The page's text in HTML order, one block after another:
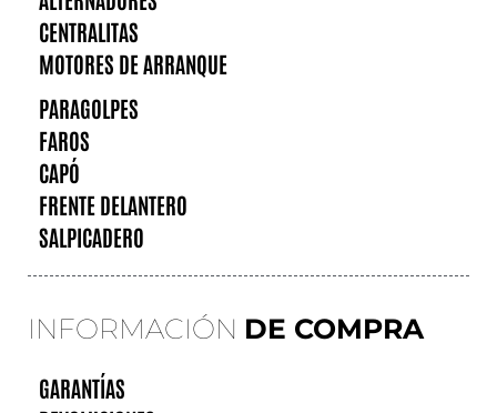
CENTRALITAS
MOTORES DE ARRANQUE
PARAGOLPES
FAROS
CAPÓ
FRENTE DELANTERO
SALPICADERO
INFORMACIÓN DE COMPRA
GARANTÍAS